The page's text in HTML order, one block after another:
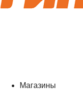
Магазины